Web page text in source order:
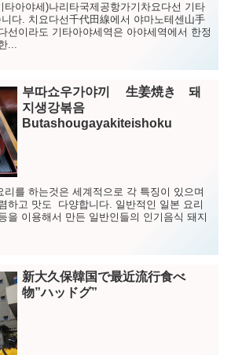
타아야세)나리타국제공항가기차요다선 기타
다. 치요다선千代田線에서 야마노테센山手
선이라도 기타아야세역은 아야세역에서 한정
...
부따쇼우가야끼 生姜焼き 돼
지생강볶음
Butashougayakiteishoku
리를 하는것은 세계적으로 각 특징이 있으며
하고 맛도 다양합니다. 일반적인 일본 요리
을 이용해서 만든 일반인들의 인기음식 돼지
新大久保韓国で最近流行食べ
物”ハッドグ”